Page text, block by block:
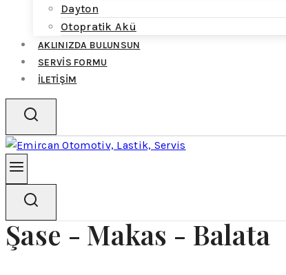
Dayton
Otopratik Akü
AKLINIZDA BULUNSUN
SERVİS FORMU
İLETİŞİM
Şase - Makas - Balata